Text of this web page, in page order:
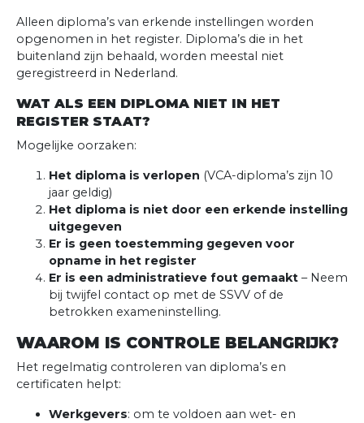
Alleen diploma’s van erkende instellingen worden
opgenomen in het register. Diploma’s die in het
buitenland zijn behaald, worden meestal niet
geregistreerd in Nederland.
WAT ALS EEN DIPLOMA NIET IN HET
REGISTER STAAT?
Mogelijke oorzaken:
Het diploma is verlopen (VCA-diploma’s zijn 10
jaar geldig)
Het diploma is niet door een erkende instelling
uitgegeven
Er is geen toestemming gegeven voor
opname in het register
Er is een administratieve fout gemaakt – Neem
bij twijfel contact op met de SSVV of de
betrokken exameninstelling.
WAAROM IS CONTROLE BELANGRIJK?
Het regelmatig controleren van diploma’s en
certificaten helpt:
Werkgevers: om te voldoen aan wet- en